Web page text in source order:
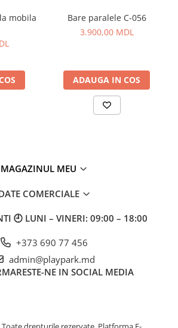
galerie, accesați link-ul 👉Galerie –
pentru sali si terenuri exterioare
mobila
Bare paralele C-056
3.900,00 MDL
ADAUGA IN COS
MAGAZINUL MEU
COMERCIALE
🕘 LUNI – VINERI: 09:00 – 18:00
+373 690 77 456
admin@playpark.md
NE IN SOCIAL MEDIA